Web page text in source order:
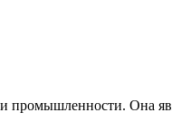
промышленности. Она